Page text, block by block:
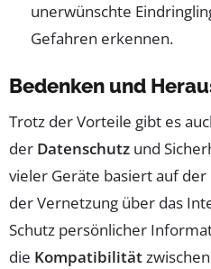
unerwünschte
Gefahren erkennen.
Bedenken und
Trotz der Vorteile gibt es
der Datenschutz und
vieler Geräte basiert auf der
der Vernetzung über das
Schutz persönlicher
die Kompatibilität